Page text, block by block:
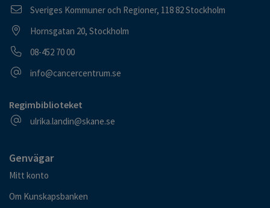
Postadress
Sveriges Kommuner och Regioner, 118 82 Stockholm
Besöksadress
Hornsgatan 20, Stockholm
Telefonnummer
08-452 70 00
E-postadress
info@cancercentrum.se
Regimbiblioteket
E-postadress
ulrika.landin@skane.se
Genvägar
Mitt konto
Om Kunskapsbanken